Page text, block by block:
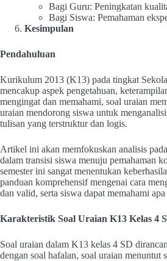
Bagi Guru: Peningkatan
Bagi Siswa: Pemahaman
Kesimpulan
Pendahuluan
Kurikulum 2013 (K13) pada tingkat
mencakup aspek pengetahuan,
mengingat dan memahami, soal uraian
uraian mendorong siswa untuk
tulisan yang terstruktur dan logis.
Artikel ini akan memfokuskan analisis
dalam transisi siswa menuju pemahaman
semester ini sangat menentukan
panduan komprehensif mengenai cara
dan valid, serta siswa dapat memahami
Karakteristik Soal Uraian K13 Kelas 4
Soal uraian dalam K13 kelas 4 SD
dengan soal hafalan, soal uraian